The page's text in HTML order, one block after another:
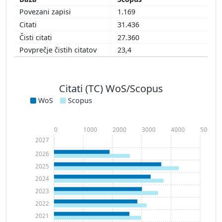
1.169
31.436
27.360
23,4
Citati (TC) WoS/Scopus
WoS Scopus
2021
2022
2023
2024
2025
2026
2027
0 1000 2000 3000 4000 5000